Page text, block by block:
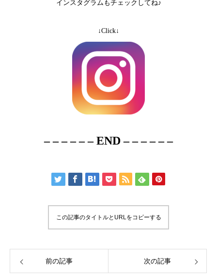
インスタグラムもチェックしてね♪
↓Click↓
– – – – – – END – – – – – –
この記事のタイトルとURLをコピーする
前の記事 次の記事